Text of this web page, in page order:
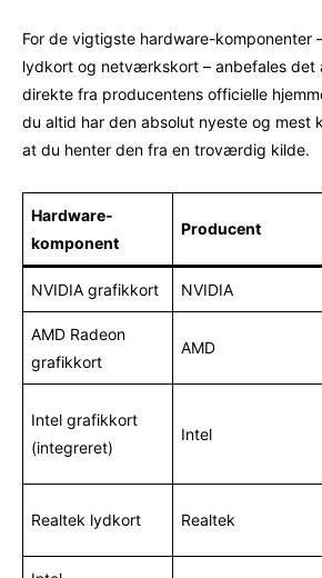
For de vigtigste hardware-
lydkort og netværkskort – anbefales det
direkte fra producentens officielle
du altid har den absolut nyeste og mest
at du henter den fra en troværdig kilde.
Hardware-
komponent
Producent
NVIDIA grafikkort NVIDIA
AMD Radeon
grafikkort
AMD
Intel grafikkort
(integreret)
Intel
Realtek lydkort Realtek